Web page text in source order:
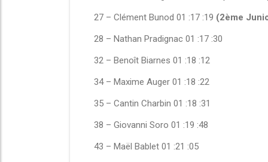
27 – Clément Bunod 01 :17 :19 (2ème
28 – Nathan Pradignac 01 :17 :30
32 – Benoît Biarnes 01 :18 :12
34 – Maxime Auger 01 :18 :22
35 – Cantin Charbin 01 :18 :31
38 – Giovanni Soro 01 :19 :48
43 – Maël Bablet 01 :21 :05